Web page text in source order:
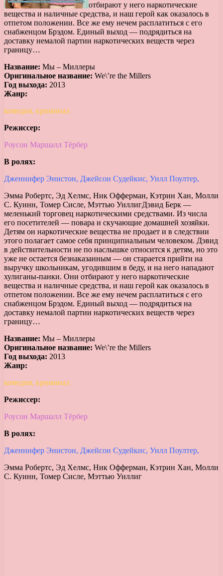
отбирают у него наркотические
вещества и наличные средства, и наш герой как оказалось в
отпетом положении. Все же ему нечем расплатиться с его
снабженцом Брэдом. Единый выход — подрядиться на
доставку немалой партии наркотических веществ через
границу…
Название: Мы – Миллеры
Оригинальное название: We\’re the Millers
Год выхода: 2013
Жанр:
комедия, криминал
Режиссер:
Роусон Маршалл Тёрбер
В ролях:
Дженнифер Энистон, Джейсон Судейкис, Уилл Поултер,
Эмма Робертс, Эд Хелмс, Ник Офферман, Кэтрин Хан, Молли
С. Куинн, Томер Сисле, Мэттью УиллигДэвид Берк —
меленький торговец наркотическими средствами. Из числа
его посетителей — повара и скучающие домашней хозяйки.
Детям он наркотические вещества не продает и в следствии
этого полагает самое себя принципиальным человеком. Дэвид
в действительности не по наслышке относится к детям, но это
уже не остается безнаказанным — он старается прийти на
выручку школьникам, угодившим в беду, и на него нападают
хулиганы-панки. Они отбирают у него наркотические
вещества и наличные средства, и наш герой как оказалось в
отпетом положении. Все же ему нечем расплатиться с его
снабженцом Брэдом. Единый выход — подрядиться на
доставку немалой партии наркотических веществ через
границу…
Название: Мы – Миллеры
Оригинальное название: We\’re the Millers
Год выхода: 2013
Жанр:
комедия, криминал
Режиссер:
Роусон Маршалл Тёрбер
В ролях:
Дженнифер Энистон, Джейсон Судейкис, Уилл Поултер,
Эмма Робертс, Эд Хелмс, Ник Офферман, Кэтрин Хан, Молли
С. Куинн, Томер Сисле, Мэттью Уиллиг